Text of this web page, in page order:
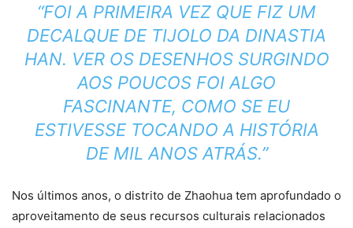
“FOI A PRIMEIRA VEZ QUE FIZ UM
DECALQUE DE TIJOLO DA DINASTIA
HAN. VER OS DESENHOS SURGINDO
AOS POUCOS FOI ALGO
FASCINANTE, COMO SE EU
ESTIVESSE TOCANDO A HISTÓRIA
DE MIL ANOS ATRÁS.”
Nos últimos anos, o distrito de Zhaohua tem aprofundado o
aproveitamento de seus recursos culturais relacionados